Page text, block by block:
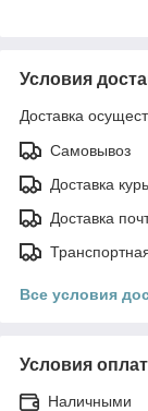
Условия
Доставка
Самовывоз
Доставка
Доставка
Все условия
Условия
Наличными